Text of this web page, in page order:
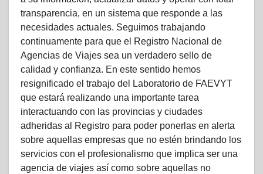
transparencia, en un sistema que responde a las
necesidades actuales. Seguimos trabajando
continuamente para que el Registro Nacional de
Agencias de Viajes sea un verdadero sello de
calidad y confianza. En este sentido hemos
resignificado el trabajo del Laboratorio de FAEVYT
que estará realizando una importante tarea
interactuando con las provincias y ciudades
adheridas al Registro para poder ponerlas en alerta
sobre aquellas empresas que no estén brindando los
servicios con el profesionalismo que implica ser una
agencia de viajes así como sobre aquellas no